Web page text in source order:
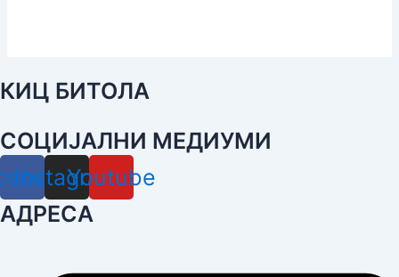
КИЦ БИТОЛА
СОЦИЈАЛНИ МЕДИУМИ
Instagram
Youtube
АДРЕСА